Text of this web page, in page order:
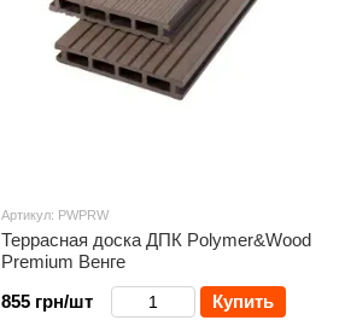
Артикул: PWPRW
Террасная доска ДПК Polymer&Wood
Premium Венге
855 грн/шт
Купить